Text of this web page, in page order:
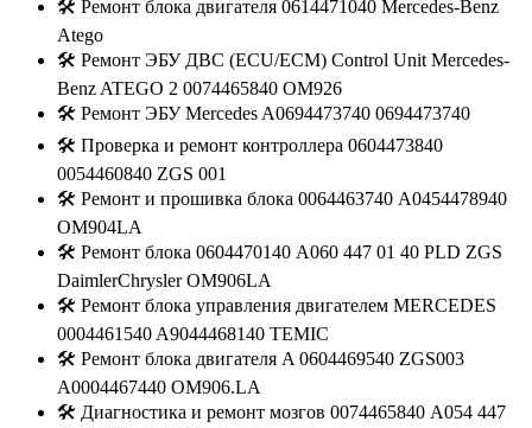
🛠️ Ремонт блока двигателя 0614471040 Mercedes-Benz
Atego
🛠️ Ремонт ЭБУ ДВС (ECU/ECM) Control Unit Mercedes-
Benz ATEGO 2 0074465840 OM926
🛠️ Ремонт ЭБУ Mercedes A0694473740 0694473740
🛠️ Проверка и ремонт контроллера 0604473840
0054460840 ZGS 001
🛠️ Ремонт и прошивка блока 0064463740 A0454478940
OM904LA
🛠️ Ремонт блока 0604470140 A060 447 01 40 PLD ZGS
DaimlerChrysler OM906LA
🛠️ Ремонт блока управления двигателем MERCEDES
0004461540 A9044468140 TEMIC
🛠️ Ремонт блока двигателя A 0604469540 ZGS003
A0004467440 OM906.LA
🛠️ Диагностика и ремонт мозгов 0074465840 A054 447